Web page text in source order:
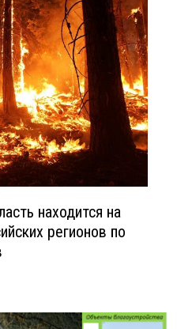
находится на
регионов по